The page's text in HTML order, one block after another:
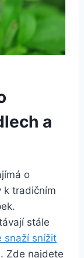
a
o
k tradičním
stále
snaží snížit
Zde najdete